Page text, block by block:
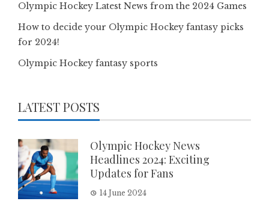
Olympic Hockey Latest News from the 2024 Games
How to decide your Olympic Hockey fantasy picks
for 2024!
Olympic Hockey fantasy sports
LATEST POSTS
Olympic Hockey News
Headlines 2024: Exciting
Updates for Fans
14 June 2024